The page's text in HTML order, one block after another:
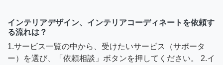
インテリアデザイン、インテリアコーディネートを依頼す
る流れは？
1.サービス一覧の中から、受けたいサービス（サポータ
ー）を選び、「依頼相談」ボタンを押してください。 2.イ